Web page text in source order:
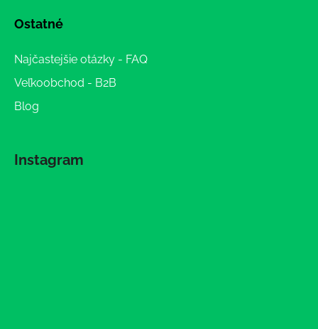
Ostatné
Najčastejšie otázky - FAQ
Veľkoobchod - B2B
Blog
Instagram